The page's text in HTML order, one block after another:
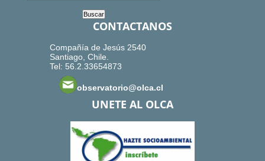
CONTACTANOS
Compañía de Jesús 2540
Santiago, Chile.
Tel: 56.2.33654873
observatorio@olca.cl
UNETE AL OLCA